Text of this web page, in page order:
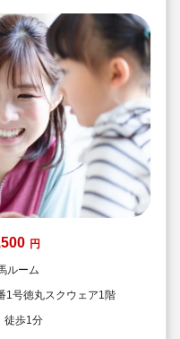
円
ルーム
1号徳丸スクウェア1階
徒歩1分